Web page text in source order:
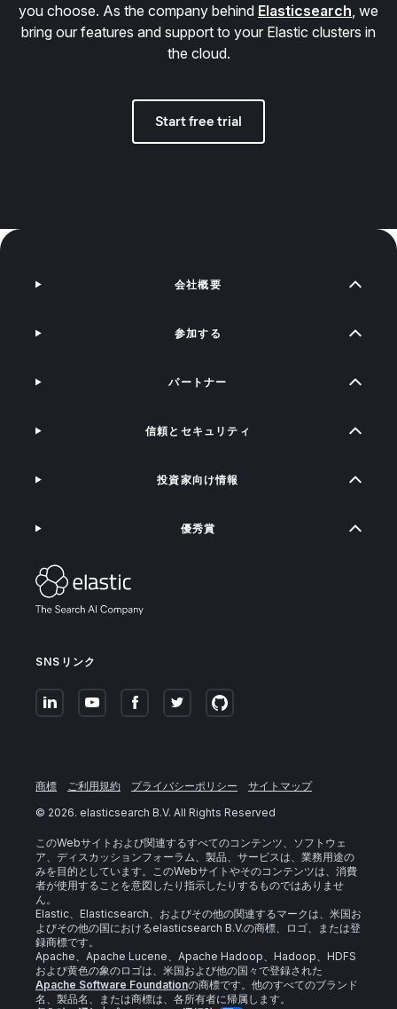
you choose. As the company behind Elasticsearch, we
bring our features and support to your Elastic clusters in
the cloud.
Start free trial
SNSリンク
会社概要
参加する
パートナー
信頼とセキュリティ
投資家向け情報
優秀賞
商標 ご利用規約 プライバシーポリシー
サイトマップ
© 2026. elasticsearch B.V. All Rights Reserved
このWebサイトおよび関連するすべてのコンテンツ、ソフトウェ
ア、ディスカッションフォーラム、製品、サービスは、業務用途の
みを目的としています。このWebサイトやそのコンテンツは、消費
者が使用することを意図したり指示したりするものではありませ
ん。
Elastic、Elasticsearch、およびその他の関連するマークは、米国お
よびその他の国におけるelasticsearch B.V.の商標、ロゴ、または登
録商標です。
Apache、Apache Lucene、Apache Hadoop、Hadoop、HDFS
および黄色の象のロゴは、米国および他の国々で登録された
Apache Software Foundationの商標です。他のすべてのブランド
名、製品名、または商標は、各所有者に帰属します。